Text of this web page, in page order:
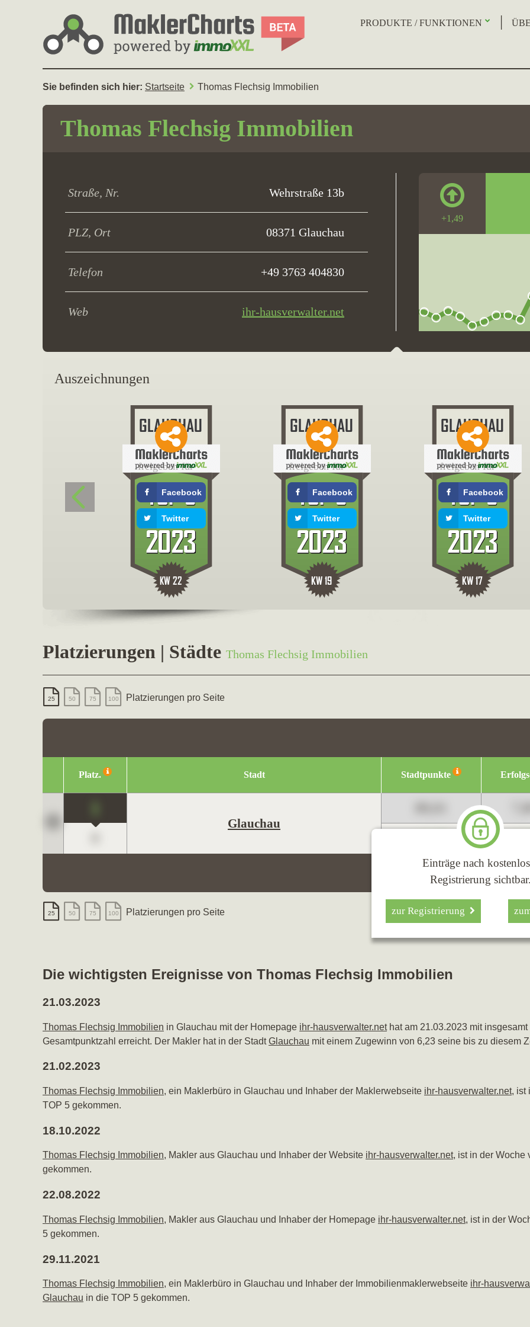
PRODUKTE / FUNKTIONEN
Sie befinden sich hier: Startseite Thomas Flechsig Immobilien
Thomas Flechsig Immobilien
Straße, Nr. Wehrstraße 13b
PLZ, Ort 08371 Glauchau
Telefon +49 3763 404830
Web ihr-hausverwalter.net
+1,49
Auszeichnungen
freigeben für
Facebook
Twitter
freigeben für
Facebook
Twitter
freigeben für
Facebook
Twitter
Platzierungen | Städte Thomas Flechsig Immobilien
25 50 75 100 Platzierungen pro Seite
Platz. Stadt Stadtpunkte
Einträge nach
Registrierung
zur Registrierung
Glauchau
25 50 75 100 Platzierungen pro Seite
Die wichtigsten Ereignisse von Thomas Flechsig Immobilien
21.03.2023
Thomas Flechsig Immobilien in Glauchau mit der Homepage ihr-hausverwalter.nethat am 21.03.2023 mit
Gesamtpunktzahl erreicht. Der Makler hat in der StadtGlauchau mit einem Zugewinn von 6,23 seine bis zu diesem
21.02.2023
Thomas Flechsig Immobilien, ein Maklerbüro in Glauchau und Inhaber der Maklerwebseite ihr-hausverwalter.net, ist
TOP 5 gekommen.
18.10.2022
Thomas Flechsig Immobilien, Makler aus Glauchau und Inhaber der Website ihr-hausverwalter.net, ist in der Woche
gekommen.
22.08.2022
Thomas Flechsig Immobilien, Makler aus Glauchau und Inhaber der Homepage ihr-hausverwalter.net, ist in der
5 gekommen.
29.11.2021
Thomas Flechsig Immobilien, ein Maklerbüro in Glauchau und Inhaber der Immobilienmaklerwebseite ihr-
Glauchau in die TOP 5 gekommen.